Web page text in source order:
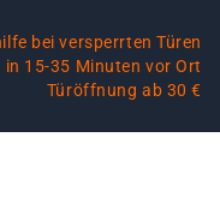
bei versperrten Türen
15-35 Minuten vor Ort
Türöffnung ab 30 €